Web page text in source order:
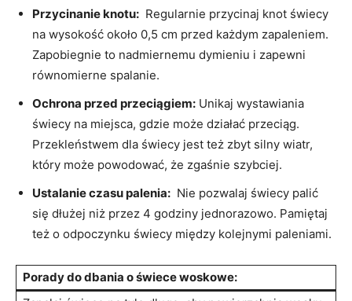
Przycinanie ⁢knotu: ⁤ Regularnie przycinaj knot świecy
na wysokość około 0,5 cm przed każdym zapaleniem. ​
Zapobiegnie to nadmiernemu dymieniu i zapewni
równomierne spalanie.
Ochrona ‍przed​ przeciągiem: Unikaj⁢ wystawiania
‌świecy na miejsca, gdzie ⁤może działać przeciąg.
Przekleństwem dla świecy ⁤jest ⁢też zbyt silny wiatr,
który może powodować, że ‍zgaśnie szybciej.
Ustalanie czasu palenia: ‍ Nie pozwalaj świecy​ palić ​
się dłużej​ niż przez 4 godziny jednorazowo. Pamiętaj
też o odpoczynku⁤ świecy ‍między kolejnymi paleniami.
Porady do dbania o świece woskowe: